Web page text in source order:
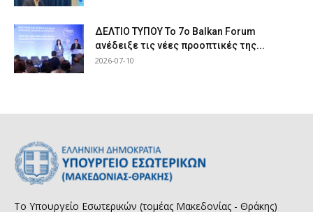
ΔΕΛΤΙΟ ΤΥΠΟΥ Το 7ο Balkan Forum
ανέδειξε τις νέες προοπτικές της...
2026-07-10
Το Υπουργείο Εσωτερικών (τομέας Μακεδονίας - Θράκης)